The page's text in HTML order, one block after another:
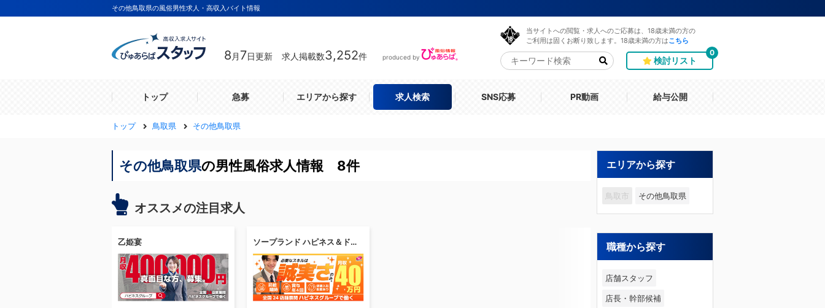
その他鳥取県の風俗男性求人・高収入バイト情報
8 月 7日更新 求人掲載数3,252件 produced by
当サイトへの閲覧・求人へのご応募は、18歳未満の方の
ご利用は固くお断り致します。18歳未満の方は こちら
検討リスト
0
トップ 急募 エリアから探す 求人検索 SNS応募 PR動画 給与公開
トップ 鳥取県 その他鳥取県
その他鳥取県の男性風俗求人情報 8件
オススメの注目求人
乙姫宴 ソープランド ハピネス＆ドリーム 米子 皆生温泉
エリアから探す
鳥取市 その他鳥取県
職種から探す
店舗スタッフ
店長・幹部候補